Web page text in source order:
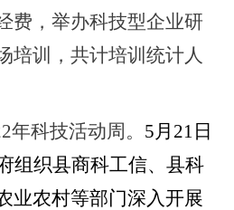
费，举办科技型企业研
培训， 共计培训 统计人
年科技活动周。 5月21日
组织县商科工信、县科
业农村等部门深入开展